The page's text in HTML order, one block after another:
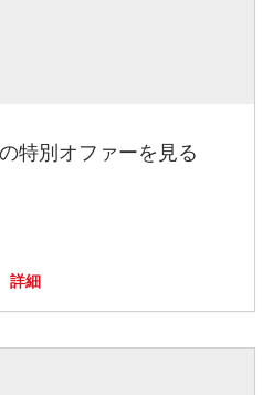
特別オファーを見る
詳細